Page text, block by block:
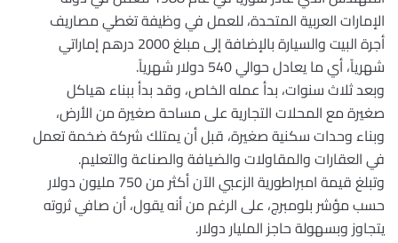
الإمارات العربية المتحدة، للعمل في وظيفة تغطي مصاريف
أجرة البيت والسيارة بالإضافة إلى مبلغ 2000 درهم إماراتي
شهرياً، أي ما يعادل حوالي 540 دولار شهرياً
.
وبعد ثلاث سنوات، بدأ عمله الخاص، وقد بدأ ببناء هياكل
صغيرة مع المحلات التجارية على مساحة صغيرة من الأرض،
وبناء وحدات سكنية صغيرة، قبل أن يمتلك شركة ضخمة تعمل
في العقارات والمقاولات والضيافة والصناعة والتعليم.
وتبلغ قيمة امبراطورية الزعبي الآن أكثر من 750 مليون دولار
حسب مؤشر بلومبرج، على الرغم من أنه يقول، أن صافي ثروته
يتجاوز وبسهولة حاجز المليار دولار.